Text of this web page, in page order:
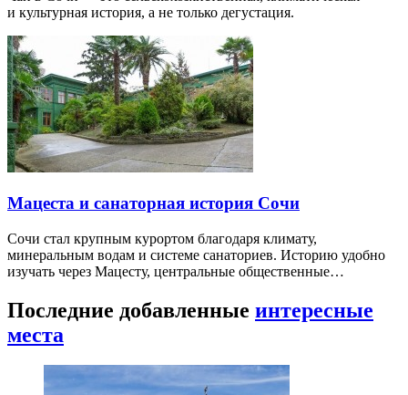
и культурная история, а не только дегустация.
Мацеста и санаторная история Сочи
Сочи стал крупным курортом благодаря климату,
минеральным водам и системе санаториев. Историю удобно
изучать через Мацесту, центральные общественные…
Последние добавленные интересные
места